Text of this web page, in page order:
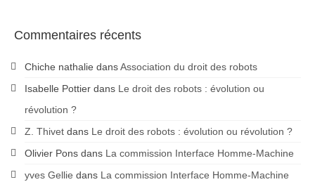
Commentaires récents
Chiche nathalie dansAssociation du droit des robots
Isabelle Pottier dans Le droit des robots : évolution ou
révolution ?
Z. Thivet dans Le droit des robots : évolution ou révolution ?
Olivier Pons dans La commission Interface Homme-Machine
yves Gellie dans La commission Interface Homme-Machine